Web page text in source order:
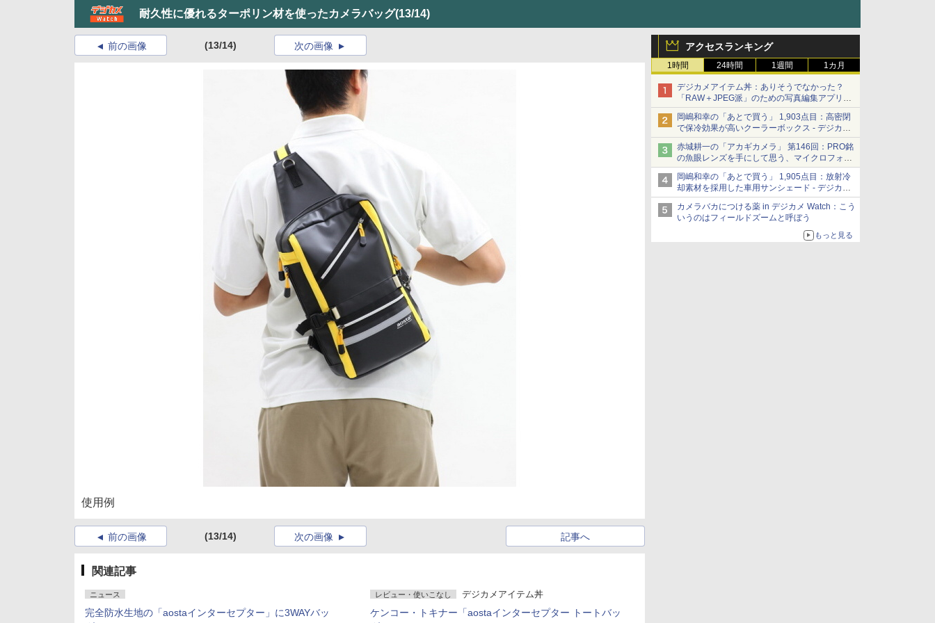
耐久性に優れるターポリン材を使ったカメラバッグ(13/14)
アクセスランキング
1時間 24時間 1週間 1カ月
デジカメアイテム丼：ありそうでなかった？
「RAW＋JPEG派」のための写真編集アプリ
カメラデフォルトのJPEGを大切にする
「Filmator」
岡嶋和幸の「あとで買う」 1,903点目：高密閉
で保冷効果が高いクーラーボックス - デジカメ
Watch
赤城耕一の「アカギカメラ」 第146回：PRO銘
の魚眼レンズを手にして思う、マイクロフォー
サーズへの期待と可能性
岡嶋和幸の「あとで買う」 1,905点目：放射冷
却素材を採用した車用サンシェード - デジカメ
Watch
カメラバカにつける薬 in デジカメ Watch：こう
いうのはフィールドズームと呼ぼう
もっと見る
前の画像 (13/14) 次の画像
使用例
前の画像 (13/14) 記事へ
次の画像
関連記事
ニュース
完全防水生地の「aostaインターセプター」に3WAYバッ
レビュー・使いこなし デジカメアイテム丼
ケンコー・トキナー「aostaインターセプター トートバッ